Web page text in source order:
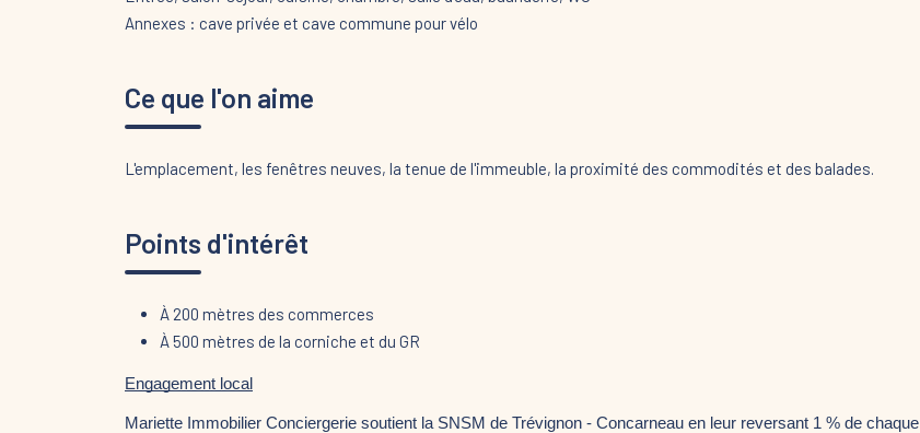
Annexes : cave privée et cave commune pour vélo
Ce que l'on aime
L'emplacement, les fenêtres neuves, la tenue de l'immeuble, la proximité des commodités et des balades.
Points d'intérêt
À 200 mètres des commerces
À 500 mètres de la corniche et du GR
Engagement local
Mariette Immobilier Conciergerie soutient la SNSM de Trévignon - Concarneau en leur reversant 1 % de chaque